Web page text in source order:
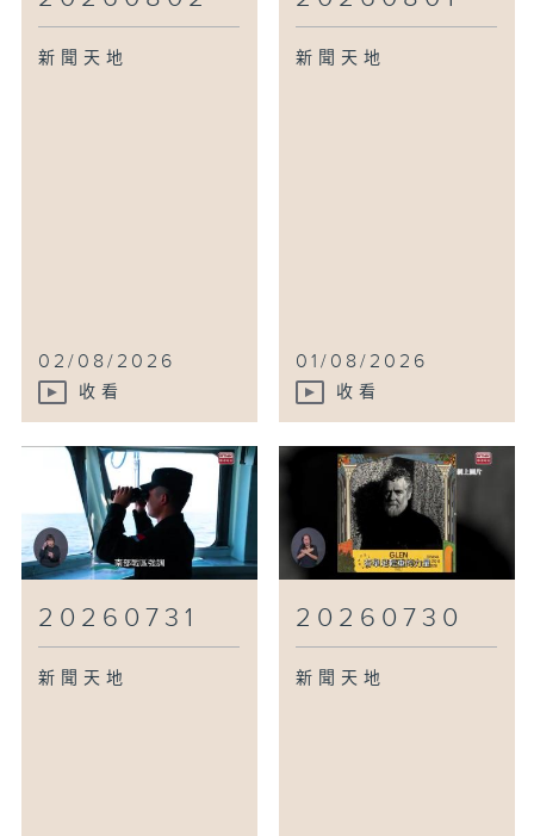
新聞天地
02/08/2026
收看
新聞天地
01/08/2026
收看
20260731
新聞天地
20260730
新聞天地